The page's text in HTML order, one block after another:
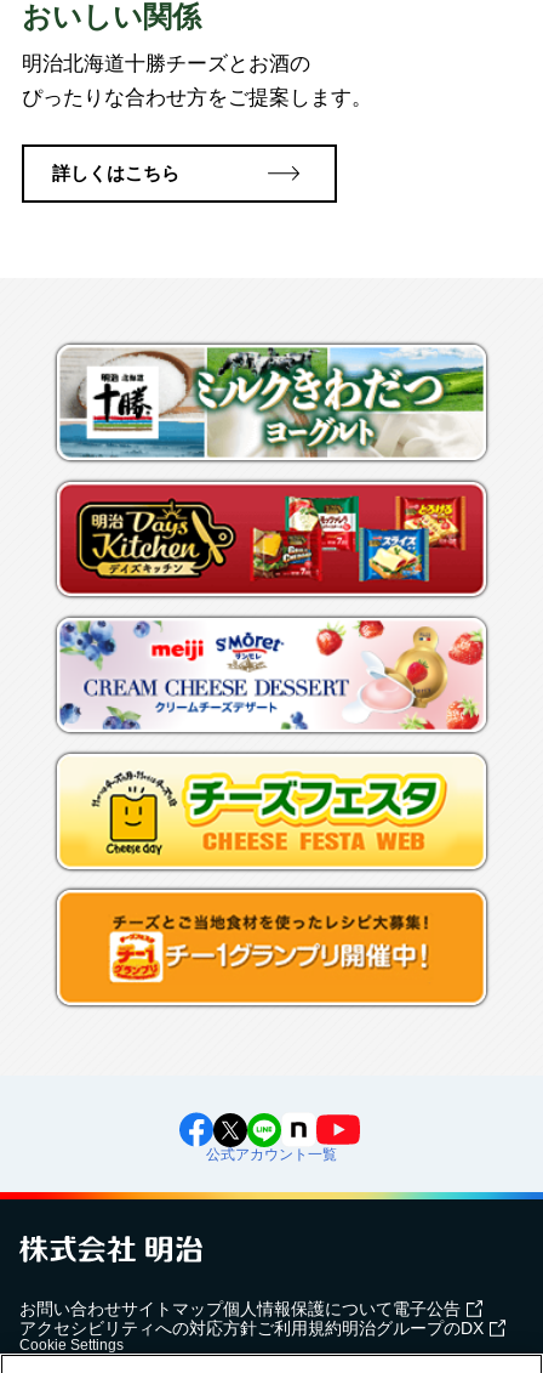
おいしい関係
明治北海道十勝チーズとお酒の
ぴったりな合わせ方をご提案します。
詳しくはこちら
公式アカウント一覧
お問い合わせサイトマップ個人情報保護について電子公告
アクセシビリティへの対応方針ご利用規約明治グループのDX
Cookie Settings